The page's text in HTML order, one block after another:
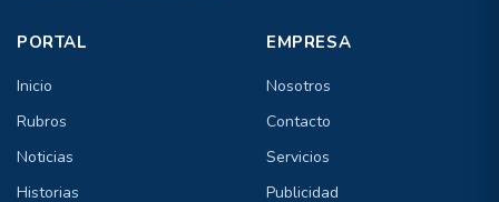
PORTAL
Inicio
Rubros
Noticias
Historias
EMPRESA
Nosotros
Contacto
Servicios
Publicidad